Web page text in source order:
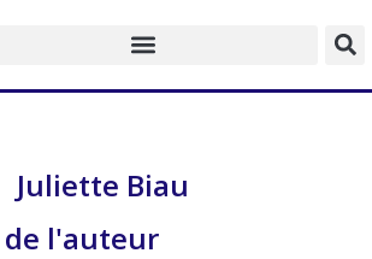
Juliette Biau
de l'auteur